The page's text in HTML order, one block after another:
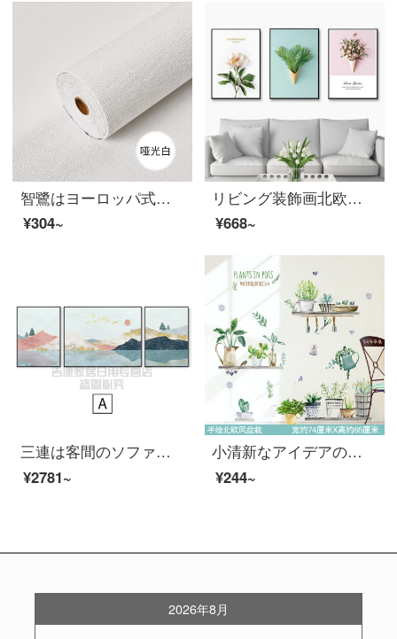
智鷺はヨーロッパ式の壁にくっついてから新しい壁を張り、壁に貼り付けます。三次元シームレスに壁紙を貼り付けます。防水、粘着壁に貼り付けます。壁紙を貼ります。寝室のリビングルームのテレビの背景壁は白いです。YM-01（0.5 m*2.8 m）
¥304~
リビング装飾画北欧スタイルのソファの背景壁の壁画現代簡単なリビングルームのレストランは、壁掛けの3つの壁の絵を描いています。
¥668~
三連は客間のソファーの壁のソファーの後ろの装飾画客間の装飾画の北欧の風格の軽い贅沢な三連画の現代の簡単なソファーの背景の壁に抽象画の壁画の青山清夢を掛けます。
¥2781~
小清新なアイデアの壁のシール寝室の暖かい壁紙は家庭用の壁にくっついて装飾します。
¥244~
2026年8月